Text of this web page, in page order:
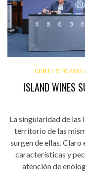
ISLAND WINES
La singularidad de las
territorio de las
surgen de ellas. Claro
características y
atención de